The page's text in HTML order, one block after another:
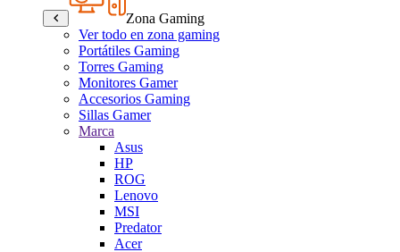
Zona Gaming
Ver todo en zona gaming
Portátiles Gaming
Torres Gaming
Monitores Gamer
Accesorios Gaming
Sillas Gamer
Marca
Asus
HP
ROG
Lenovo
MSI
Predator
Acer